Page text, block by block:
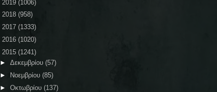
2019 (1006)
2018 (958)
2017 (1333)
2016 (1020)
2015 (1241)
► Δεκεμβρίου (57)
►
Νοεμβρίου (85)
► Οκτωβρίου (137)